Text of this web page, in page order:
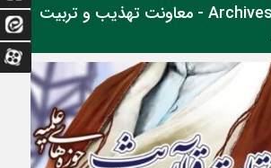
مسابقات Archives - معاونت تهذیب و تربیت